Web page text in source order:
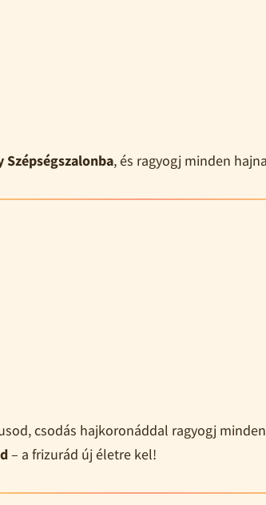
, és ragyogj minden
csodás hajkoronáddal ragyogj
– a frizurád új életre kel!